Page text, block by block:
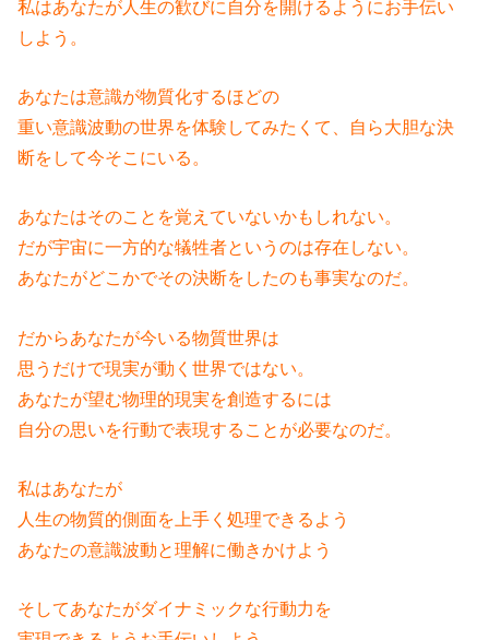
私はあなたが人生の歓びに自分を開けるようにお手伝い
しよう。
あなたは意識が物質化するほどの
重い意識波動の世界を体験してみたくて、自ら大胆な決
断をして今そこにいる。
あなたはそのことを覚えていないかもしれない。
だが宇宙に一方的な犠牲者というのは存在しない。
あなたがどこかでその決断をしたのも事実なのだ。
だからあなたが今いる物質世界は
思うだけで現実が動く世界ではない。
あなたが望む物理的現実を創造するには
自分の思いを行動で表現することが必要なのだ。
私はあなたが
人生の物質的側面を上手く処理できるよう
あなたの意識波動と理解に働きかけよう
そしてあなたがダイナミックな行動力を